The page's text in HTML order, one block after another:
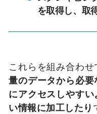
を取得し、取
これらを組み合わせ
量のデータから必
にアクセスしやす
い情報に加工したり